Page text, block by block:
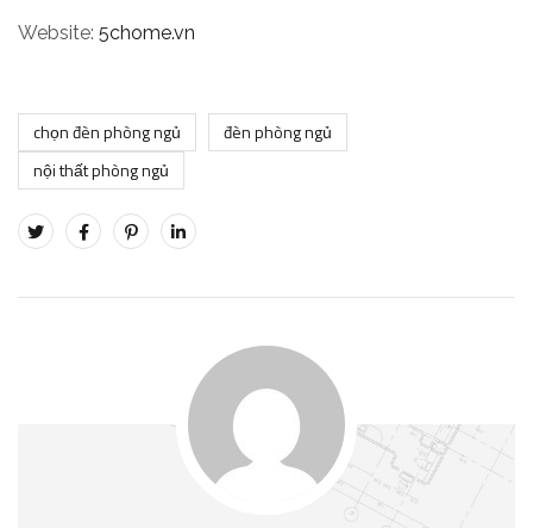
Website: 5chome.vn
chọn đèn phòng ngủ
đèn phòng ngủ
nội thất phòng ngủ